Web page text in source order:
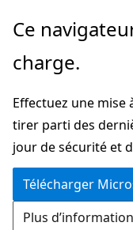
Passer
directement
au
principal
Passer
la
dans
la
page
Ce
charge.
Effectuez une
tirer parti des
jour de sécurité et
Télécharger
Plus